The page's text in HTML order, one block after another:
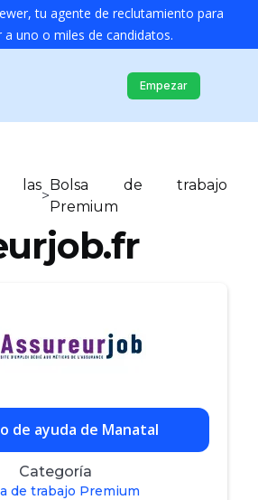
tu agente de reclutamiento para
a uno o miles de candidatos.
Empezar
>
Bolsa de trabajo
Premium
de ayuda de Manatal
Categoría
de trabajo Premium